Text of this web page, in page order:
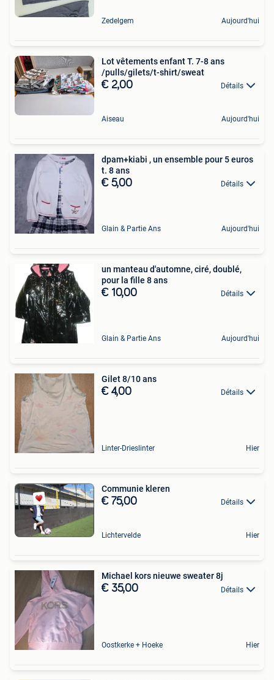
Zedelgem Aujourd'hui
Lot vêtements enfant T. 7-8 ans
/pulls/gilets/t-shirt/sweat
€ 2,00 Détails
Aiseau Aujourd'hui
dpam+kiabi , un ensemble pour 5 euros
t. 8 ans
€ 5,00 Détails
Glain & Partie Ans Aujourd'hui
un manteau d'automne, ciré, doublé,
pour la fille 8 ans
€ 10,00 Détails
Glain & Partie Ans Aujourd'hui
Gilet 8/10 ans
€ 4,00 Détails
Linter-Drieslinter Hier
Communie kleren
€ 75,00 Détails
Lichtervelde Hier
Michael kors nieuwe sweater 8j
€ 35,00 Détails
Oostkerke + Hoeke Hier